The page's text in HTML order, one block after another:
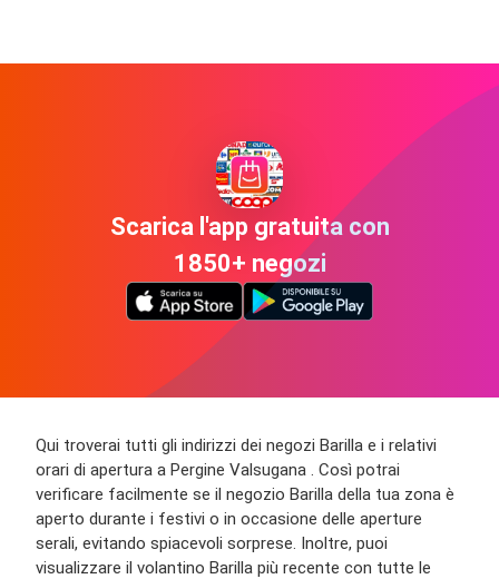
Scarica l'app gratuita con
1850+ negozi
Qui troverai tutti gli indirizzi dei negozi Barilla e i relativi
orari di apertura a Pergine Valsugana . Così potrai
verificare facilmente se il negozio Barilla della tua zona è
aperto durante i festivi o in occasione delle aperture
serali, evitando spiacevoli sorprese. Inoltre, puoi
visualizzare il volantino Barilla più recente con tutte le